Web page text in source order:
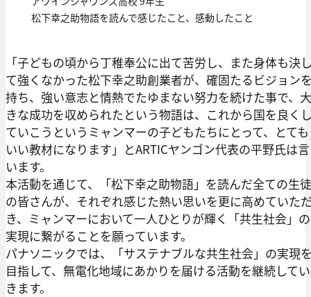
松下幸之助物語を読んで感じたこと、感動したこと
「子どもの頃から丁稚奉公に出て苦労し、また身体も決
て強くなかった松下幸之助創業者が、確固たるビジョン
持ち、強い意志と情熱でたゆまない努力を続けた事で、大
きな成功を収められたという物語は、これから国を良く
ていこうというミャンマーの子どもたちにとって、とても
いい教材になります」とARTICヤンゴン代表の平野氏は言
います。
本活動を通じて、「松下幸之助物語」を読んだ全ての生徒
の皆さんが、それぞれ感じた熱い思いを更に高めていた
き、ミャンマーにおいて一人ひとりが輝く「共生社会」の
実現に繋がることを願っています。
パナソニックでは、「サステナブルな共生社会」の実現
目指して、無電化地域にあかりを届ける活動を継続してい
きます。